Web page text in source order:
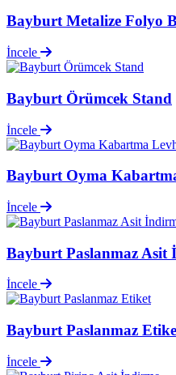
Bayburt Metalize Folyo
İncele
Bayburt Örümcek Stand
İncele
Bayburt Oyma
İncele
Bayburt Paslanmaz Asit
İncele
Bayburt Paslanmaz
İncele